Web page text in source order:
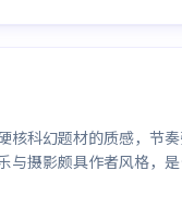
核科幻题材的质感，节
与摄影颇具作者风格，